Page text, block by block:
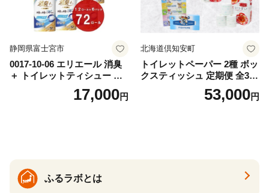
静岡県富士宮市
0017-10-06 エリエール 消臭
＋ トイレットティシュー し
っかり香るフレッシュクリア
の香り ダブル 12ロール×6パ
17,000円
北海道倶知安町
トイレットペーパー 2種 ボッ
クスティッシュ 定期便 全3
回 日本製 まとめ買い 防災
常備品 日用雑貨 消耗品 生活
53,000円
ふるラボとは